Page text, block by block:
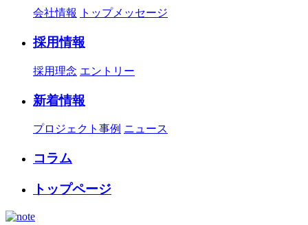
会社情報 トップメッセージ
採用情報
採用理念 エントリー
新着情報
プロジェクト事例 ニュース
コラム
トップページ